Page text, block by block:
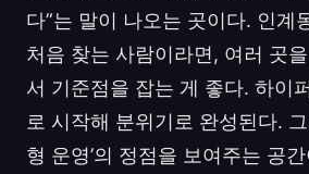
다”는 말이 나오는 곳이다. 인계
처음 찾는 사람이라면, 여러 곳
서 기준점을 잡는 게 좋다. 하이
로 시작해 분위기로 완성된다.
형 운영’의 정점을 보여주는 공간